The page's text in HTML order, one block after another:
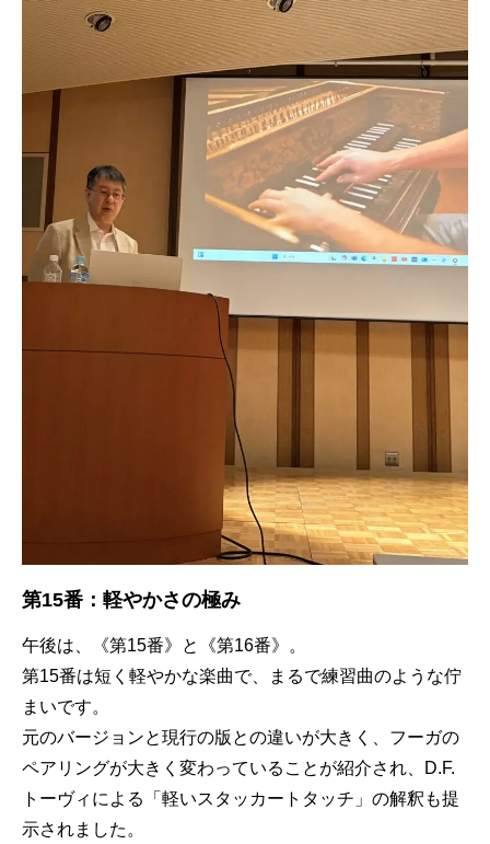
第15番：軽やかさの極み
午後は、《第15番》と《第16番》。
第15番は短く軽やかな楽曲で、まるで練習曲のような佇
まいです。
元のバージョンと現行の版との違いが大きく、フーガの
ペアリングが大きく変わっていることが紹介され、D.F.
トーヴィによる「軽いスタッカートタッチ」の解釈も提
示されました。